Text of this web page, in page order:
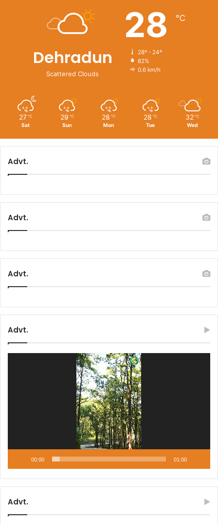
Dehradun
Scattered Clouds
28 ℃
28º - 24º
82%
0.6 km/h
27 ℃
Sat
29 ℃
Sun
28 ℃
Mon
28 ℃
Tue
32 ℃
Wed
Advt.
Advt.
Advt.
Advt.
00:00 01:00
Advt.